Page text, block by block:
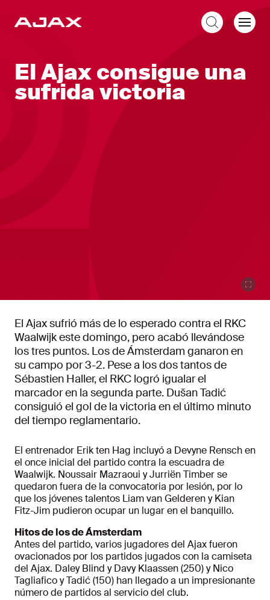
El Ajax consigue una
sufrida victoria
El Ajax sufrió más de lo esperado contra el RKC
Waalwijk este domingo, pero acabó llevándose
los tres puntos. Los de Ámsterdam ganaron en
su campo por 3-2. Pese a los dos tantos de
Sébastien Haller, el RKC logró igualar el
marcador en la segunda parte. Dušan Tadić
consiguió el gol de la victoria en el último minuto
del tiempo reglamentario.
El entrenador Erik ten Hag incluyó a Devyne Rensch en
el once inicial del partido contra la escuadra de
Waalwijk. Noussair Mazraoui y Jurriën Timber se
quedaron fuera de la convocatoria por lesión, por lo
que los jóvenes talentos Liam van Gelderen y Kian
Fitz-Jim pudieron ocupar un lugar en el banquillo.
Hitos de los de Ámsterdam
Antes del partido, varios jugadores del Ajax fueron
ovacionados por los partidos jugados con la camiseta
del Ajax. Daley Blind y Davy Klaassen (250) y Nico
Tagliafico y Tadić (150) han llegado a un impresionante
número de partidos al servicio del club.